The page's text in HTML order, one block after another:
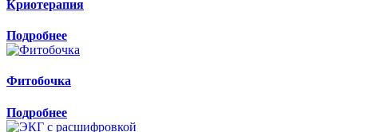
Криотерапия
Подробнее
Фитобочка
Подробнее